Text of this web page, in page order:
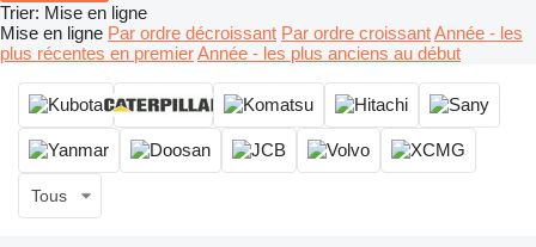
Trier: Mise en ligne
Mise en ligne Par ordre décroissant Par ordre croissantAnnée - les
plus récentes en premierAnnée - les plus anciens au début
Tous